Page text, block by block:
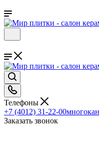
Телефоны
+7 (4012) 31-22-00
Заказать звонок